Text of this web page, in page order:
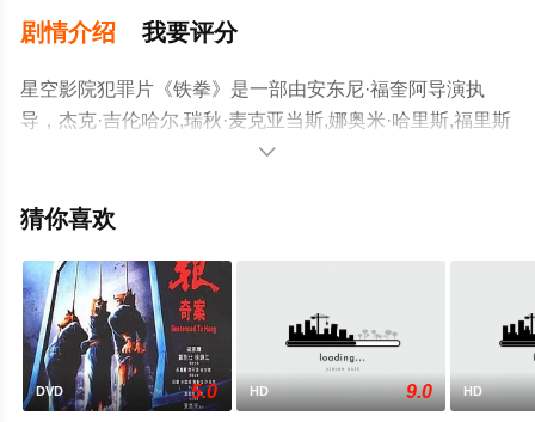
剧情介绍 我要评分
星空影院犯罪片《铁拳》是一部由安东尼·福奎阿导演执
导，杰克·吉伦哈尔,瑞秋·麦克亚当斯,娜奥米·哈里斯,福里斯
特·惠特克,50分等演员精彩演绎的美国电影，手机免费观看
息可移步至豆瓣电影、电视猫或剧情网等平台了解。

猜你喜欢
DVD 5.0 HD 9.0 HD